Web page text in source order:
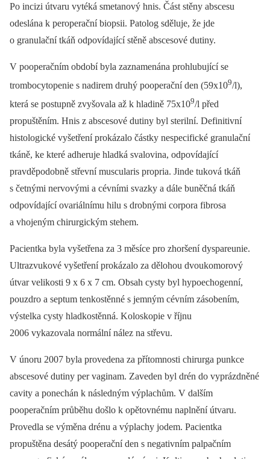
Po incizi útvaru vytéká smetanový hnis. Část stěny abscesu
odeslána k peroperační biopsii. Patolog sděluje, že jde
o granulační tkáň odpovídající stěně abscesové dutiny.
V pooperačním období byla zaznamenána prohlubující se
trombocytopenie s nadirem druhý pooperační den (59x109/l),
která se postupně zvyšovala až k hladině 75x109/l před
propuštěním. Hnis z abscesové dutiny byl sterilní. Definitivní
histologické vyšetření prokázalo částky nespecifické granulační
tkáně, ke které adheruje hladká svalovina, odpovídající
pravděpodobně střevní muscularis propria. Jinde tuková tkáň
s četnými nervovými a cévními svazky a dále buněčná tkáň
odpovídající ovariálnímu hilu s drobnými corpora fibrosa
a vhojeným chirurgickým stehem.
Pacientka byla vyšetřena za 3 měsíce pro zhoršení dyspareunie.
Ultrazvukové vyšetření prokázalo za dělohou dvoukomorový
útvar velikosti 9 x 6 x 7 cm. Obsah cysty byl hypoechogenní,
pouzdro a septum tenkostěnné s jemným cévním zásobením,
výstelka cysty hladkostěnná. Koloskopie v říjnu
2006 vykazovala normální nález na střevu.
V únoru 2007 byla provedena za přítomnosti chirurga punkce
abscesové dutiny per vaginam. Zaveden byl drén do vyprázdněné
cavity a ponechán k následným výplachům. V dalším
pooperačním průběhu došlo k opětovnému naplnění útvaru.
Provedla se výměna drénu a výplachy jodem. Pacientka
propuštěna desátý pooperační den s negativním palpačním